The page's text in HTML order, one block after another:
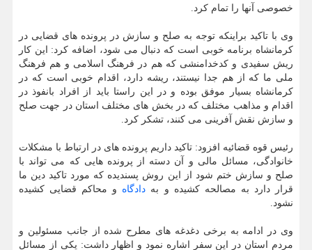
خصوصی آنها را تمام کرد.
وی با تاکید براینکه توجه به صلح و سازش در پرونده های قضایی در
کرمانشاه برنامه خوبی است که دنبال می شود، اضافه کرد: این کار
ریش سفیدی و کدخدامنشی که هم در فرهنگ اسلامی و هم فرهنگ
ملی ما که از هم جدا نیستند، ریشه دارد، اقدام خوبی است که در
کرمانشاه بسیار موفق بوده و در این راستا باید از افراد بانفوذ در
اقدام و مذاهب مختلف که در بخش های مختلف استان در جهت صلح
و سازش نقش آفرینی می کنند، تشکر کرد.
رئیس قوه قضائیه افزود: تاکید داریم پرونده های در ارتباط با مشکلات
خانوادگی، مسائل مالی و آن دسته از پرونده هایی که می تواند با
صلح و سازش ختم شود از این روش پسندیده که مورد تاکید دین ما
قرار دارد به مصالحه کشیده و به دادگاه و محاکم قضایی کشیده
نشود.
وی در ادامه به برخی دغدغه های مطرح شده از جانب مسئولین و
مردم استان در این سفر اشاره نمود و اظهار داشت: یکی از مسائل